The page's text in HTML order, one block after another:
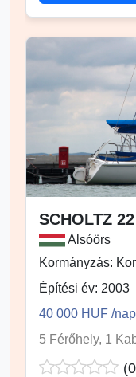
SCHOLTZ 22
Alsóörs
Kormányzás:
Építési év: 2003
40 000 HUF /nap
5 Férőhely, 1